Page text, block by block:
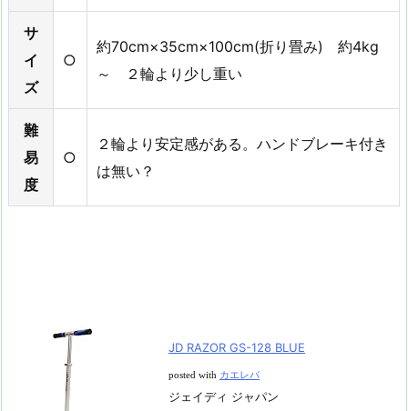
サ
イ
ズ
○
約70cm×35cm×100cm(折り畳み) 約4kg
～ ２輪より少し重い
難
易
度
○
２輪より安定感がある。ハンドブレーキ付き
は無い？
JD RAZOR GS-128 BLUE
posted with カエレバ
ジェイディ ジャパン